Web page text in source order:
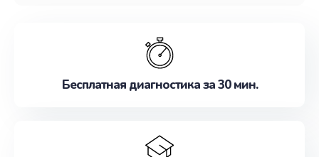
Бесплатная диагностика за 30 мин.